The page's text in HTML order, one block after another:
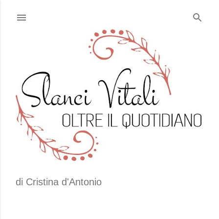
di Cristina d'Antonio